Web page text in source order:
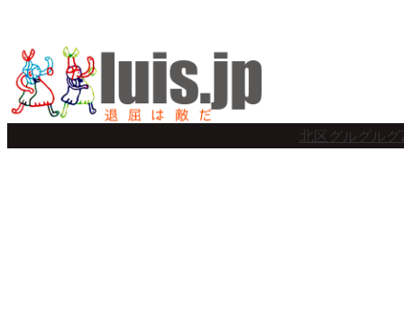
容
を
ス
北区グルグルグ